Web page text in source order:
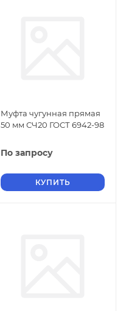
Муфта чугунная прямая
50 мм СЧ20 ГОСТ 6942-98
По запросу
КУПИТЬ